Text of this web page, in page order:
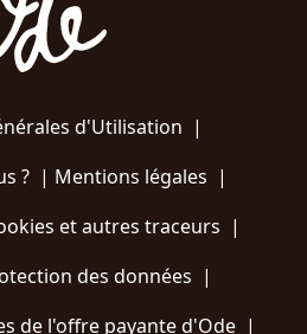
d'Utilisation |
?| Mentions légales |
et autres traceurs |
des données |
de l'offre payante d'Ode |